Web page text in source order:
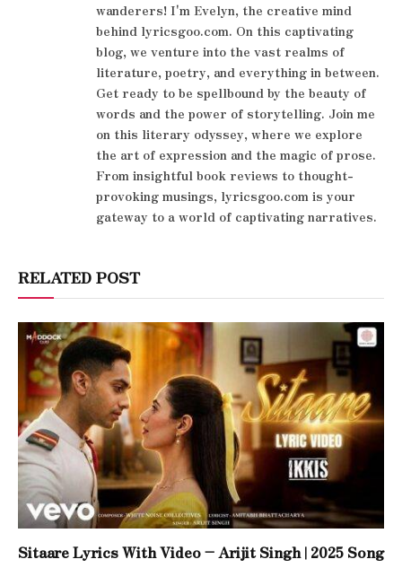
wanderers! I'm Evelyn, the creative mind
behind lyricsgoo.com. On this captivating
blog, we venture into the vast realms of
literature, poetry, and everything in between.
Get ready to be spellbound by the beauty of
words and the power of storytelling. Join me
on this literary odyssey, where we explore
the art of expression and the magic of prose.
From insightful book reviews to thought-
provoking musings, lyricsgoo.com is your
gateway to a world of captivating narratives.
RELATED POST
Sitaare Lyrics With Video – Arijit Singh | 2025 Song